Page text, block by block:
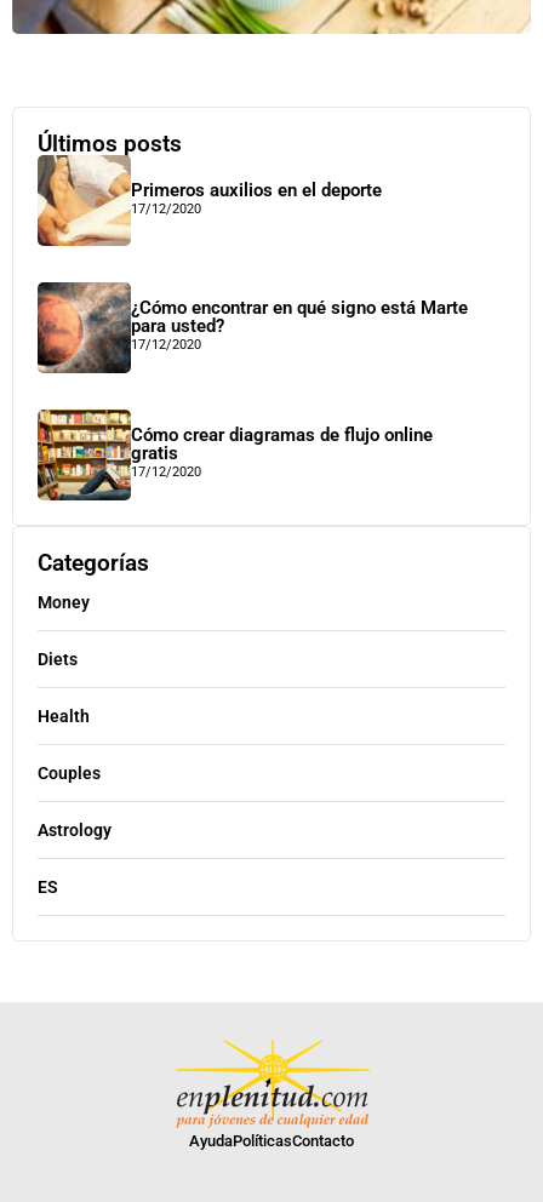
Últimos posts
Primeros auxilios en el deporte
17/12/2020
¿Cómo encontrar en qué signo está Marte
para usted?
17/12/2020
Cómo crear diagramas de flujo online
gratis
17/12/2020
Categorías
Money
Diets
Health
Couples
Astrology
ES
AyudaPolíticasContacto